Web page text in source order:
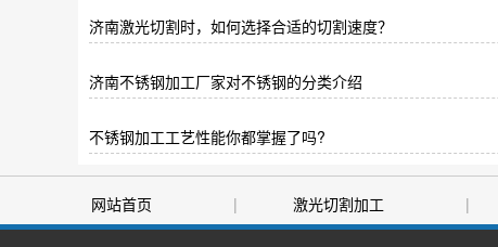
济南激光切割时，如何选择合适的切割速度？
济南不锈钢加工厂家对不锈钢的分类介绍
不锈钢加工工艺性能你都掌握了吗?
网站首页 | 激光切割加工 |